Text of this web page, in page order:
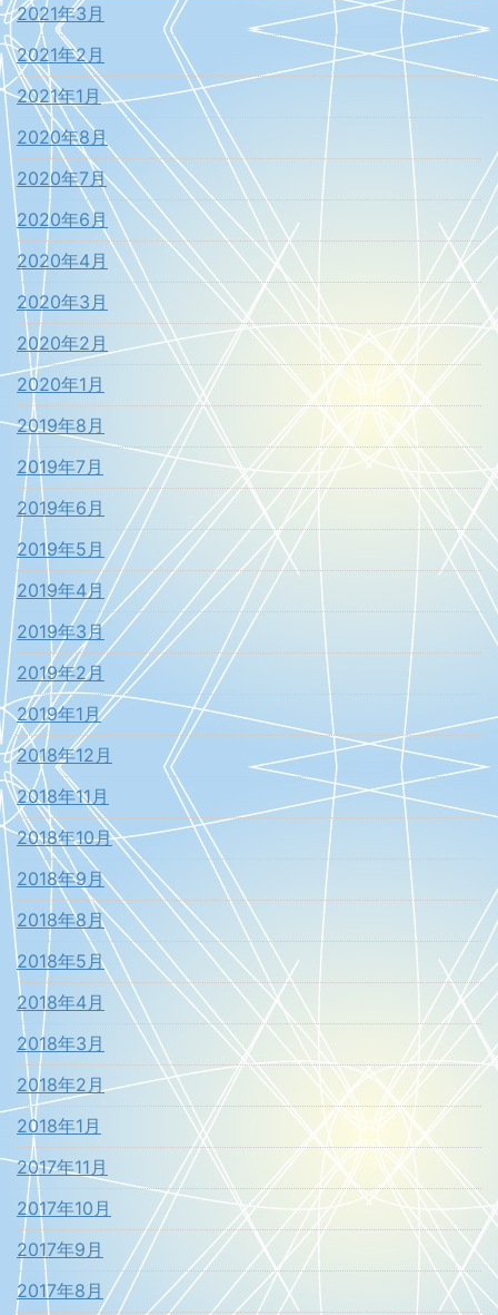
2021年3月
2021年2月
2021年1月
2020年8月
2020年7月
2020年6月
2020年4月
2020年3月
2020年2月
2020年1月
2019年8月
2019年7月
2019年6月
2019年5月
2019年4月
2019年3月
2019年2月
2019年1月
2018年12月
2018年11月
2018年10月
2018年9月
2018年8月
2018年5月
2018年4月
2018年3月
2018年2月
2018年1月
2017年11月
2017年10月
2017年9月
2017年8月